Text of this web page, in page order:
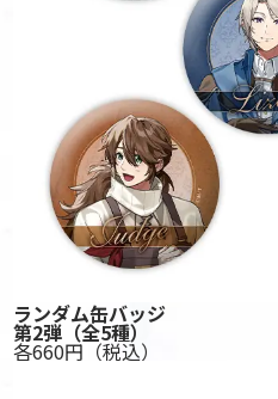
ランダム缶バッジ
第2弾 （全5種）
各660円（税込）